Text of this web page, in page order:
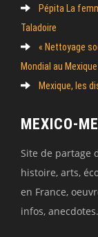
Pépita La
Taladoire
« Nettoyage
Mondial au
Mexique, les
MEXICO-
Site de partage
histoire, arts,
en France,
infos,